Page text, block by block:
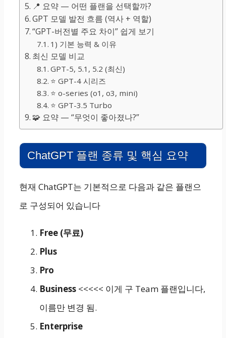
📍 요약 — 어떤 플랜을 선택할까?
GPT 모델 발전 흐름 (역사 + 역할)
“GPT-버전별 주요 차이” 쉽게 보기
1) 기본 능력 & 이유
최신 모델 비교
GPT-5, 5.1, 5.2 (최신)
⭐ GPT-4 시리즈
⭐ o-series (o1, o3, mini)
⭐ GPT-3.5 Turbo
🧩 요약 — “무엇이 좋아졌나?”
ChatGPT 플랜 종류 및 핵심 요약
현재 ChatGPT는 기본적으로 다음과 같은 플랜으
로 구성되어 있습니다
Free (무료)
Plus
Pro
Business <<<<< 이게 구 Team 플랜입니다,
이름만 변경 됨.
Enterprise